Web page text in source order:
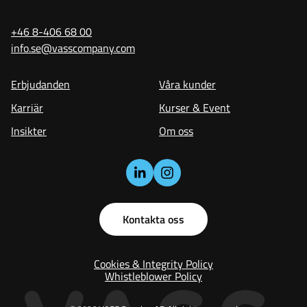
+46 8-406 68 00
info.se@vasscompany.com
Erbjudanden
Våra kunder
Karriär
Kurser & Event
Insikter
Om oss
Kontakta oss
Cookies & Integrity Policy
Whistleblower Policy